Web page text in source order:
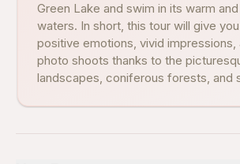
Green Lake and swim in its warm
waters. In short, this tour will give
positive emotions, vivid impressions,
photo shoots thanks to the
landscapes, coniferous forests, and